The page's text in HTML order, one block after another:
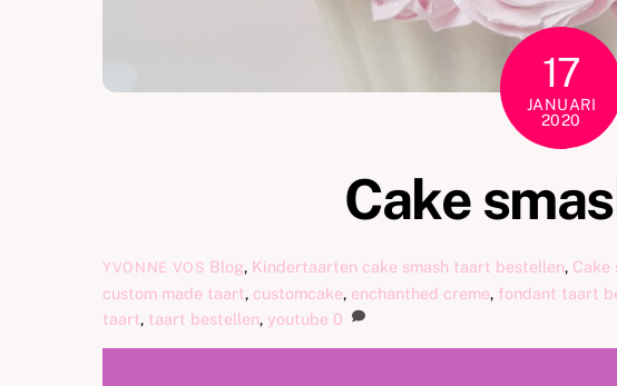
17
JANUARI
2020
Cake
YVONNE VOS Blog, Kindertaarten cake smash taart bestellen, Cake
custom made taart, customcake, enchanthed creme, fondant taart
taart, taart bestellen, youtube 0